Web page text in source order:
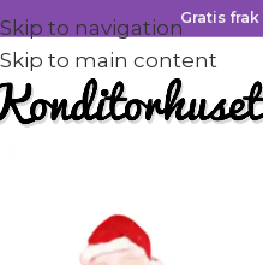
Skip to navigation
Skip to main content
Gratis frak